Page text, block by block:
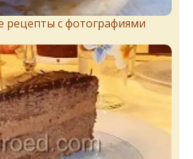
рецепты с фотографиями